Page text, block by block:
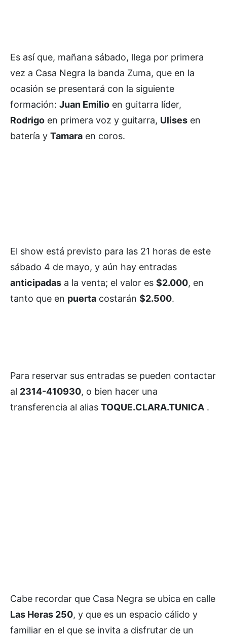
Es así que, mañana sábado, llega por primera
vez a Casa Negra la banda Zuma, que en la
ocasión se presentará con la siguiente
formación: Juan Emilio en guitarra líder,
Rodrigo en primera voz y guitarra, Ulises en
batería y Tamara en coros.
El show está previsto para las 21 horas de este
sábado 4 de mayo, y aún hay entradas
anticipadas a la venta; el valor es $2.000, en
tanto que en puerta costarán $2.500.
Para reservar sus entradas se pueden contactar
al 2314-410930, o bien hacer una
transferencia al alias TOQUE.CLARA.TUNICA .
Cabe recordar que Casa Negra se ubica en calle
Las Heras 250, y que es un espacio cálido y
familiar en el que se invita a disfrutar de un